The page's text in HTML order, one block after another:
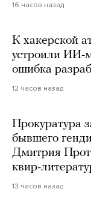
16 часов назад
К хакерской
устроили ИИ-
ошибка
12 часов назад
Прокуратура
бывшего
Дмитрия
квир-
13 часов назад